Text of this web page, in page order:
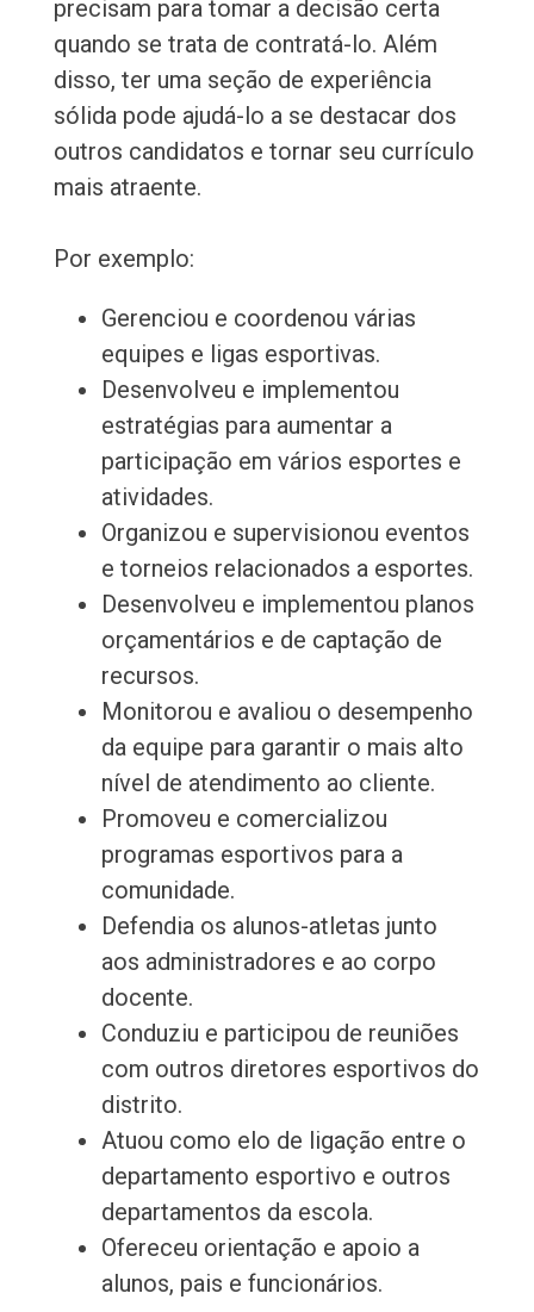
precisam para tomar a decisão certa
quando se trata de contratá-lo. Além
disso, ter uma seção de experiência
sólida pode ajudá-lo a se destacar dos
outros candidatos e tornar seu currículo
mais atraente.
Por exemplo:
Gerenciou e coordenou várias
equipes e ligas esportivas.
Desenvolveu e implementou
estratégias para aumentar a
participação em vários esportes e
atividades.
Organizou e supervisionou eventos
e torneios relacionados a esportes.
Desenvolveu e implementou planos
orçamentários e de captação de
recursos.
Monitorou e avaliou o desempenho
da equipe para garantir o mais alto
nível de atendimento ao cliente.
Promoveu e comercializou
programas esportivos para a
comunidade.
Defendia os alunos-atletas junto
aos administradores e ao corpo
docente.
Conduziu e participou de reuniões
com outros diretores esportivos do
distrito.
Atuou como elo de ligação entre o
departamento esportivo e outros
departamentos da escola.
Ofereceu orientação e apoio a
alunos, pais e funcionários.